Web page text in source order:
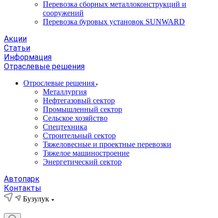
Перевозка сборных металлоконструкций и
сооружений
Перевозка буровых установок SUNWARD
Акции
Статьи
Информация
Отраслевые решения
Отрослевые решения
Металлургия
Нефтегазовый сектор
Промышленный сектор
Сельское хозяйство
Спецтехника
Строительный сектор
Тяжеловесные и проектные перевозки
Тяжелое машиностроение
Энергетический сектор
Автопарк
Контакты
Бузулук